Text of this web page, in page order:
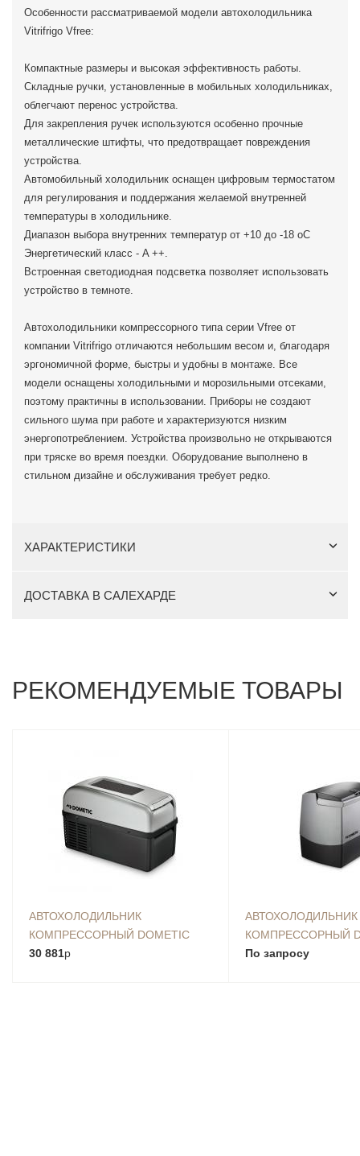
Особенности рассматриваемой модели автохолодильника
Vitrifrigo Vfree:
Компактные размеры и высокая эффективность работы.
Складные ручки, установленные в мобильных холодильниках,
облегчают перенос устройства.
Для закрепления ручек используются особенно прочные
металлические штифты, что предотвращает повреждения
устройства.
Автомобильный холодильник оснащен цифровым термостатом
для регулирования и поддержания желаемой внутренней
температуры в холодильнике.
Диапазон выбора внутренних температур от +10 до -18 oC
Энергетический класс - A ++.
Встроенная светодиодная подсветка позволяет использовать
устройство в темноте.
Автохолодильники компрессорного типа серии Vfree от
компании Vitrifrigo отличаются небольшим весом и, благодаря
эргономичной форме, быстры и удобны в монтаже. Все
модели оснащены холодильными и морозильными отсеками,
поэтому практичны в использовании. Приборы не создают
сильного шума при работе и характеризуются низким
энергопотреблением. Устройства произвольно не открываются
при тряске во время поездки. Оборудование выполнено в
стильном дизайне и обслуживания требует редко.
ХАРАКТЕРИСТИКИ
ДОСТАВКА В САЛЕХАРДЕ
РЕКОМЕНДУЕМЫЕ ТОВАРЫ
АВТОХОЛОДИЛЬНИК
КОМПРЕССОРНЫЙ DOMETIC
COOLFREEZE CF-16
30 881p
АВТОХОЛОДИЛЬНИК
КОМПРЕССОРНЫЙ
COOLFREEZE CDF
По запросу